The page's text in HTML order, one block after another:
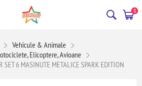
0
Vehicule & Animale
Elicoptere, Avioane
SET 6 MASINUTE METALICE SPARK EDITION